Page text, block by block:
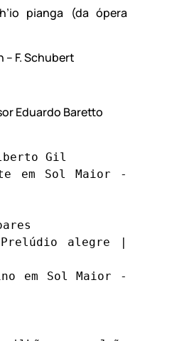
pianga (da ópera
– F. Schubert
Eduardo Baretto